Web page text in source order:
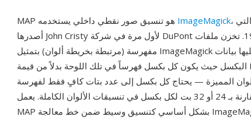
ImageMagick، حزمة معالجة الصور مفتوحة المصدر التي
أصدرها John Cristy لأول مرة في شركة DuPont في 1 أغسطس 1990. تخزن ملفات MAP صوراً بألوان
مفهرسة (مرتبطة بخريطة ألوان) بتمثيل ImageMagick الأصلي: لوحة ألوان (الخريطة) تليها بيانات
البكسل حيث يكون كل بكسل فهرساً في تلك اللوحة بدلاً من قيمة RGB مباشرة. يوفر التنسيق تمثيلاً
المميزة — يحتاج كل بكسل إلى عدد بتات كافٍ فقط لفهرسة
اللوحة (عادةً 8 بت لحتى 256 لوناً)، مقارنة بـ 24 أو 32 بت لكل بكسل في تنسيقات الألوان الكاملة. يعمل
MAP بشكل أساسي كتنسيق وسيط ضمن خط معالجة ImageMagick، مفيد عند تنفيذ عمليات تستفيد